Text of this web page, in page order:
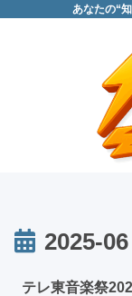
あなたの“
2025-06
テレ東音楽祭